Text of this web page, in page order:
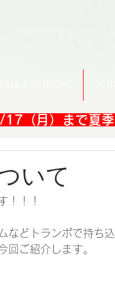
（月）まで夏
いて
！！！
などトランポで持ち
回ご紹介します。